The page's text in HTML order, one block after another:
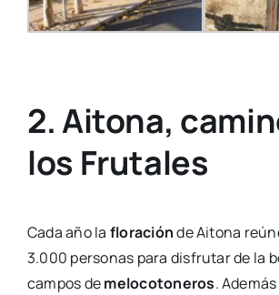
2. Aitona,
los Frutales
Cada año la floraciónde Aitona
3.000 personas para disfrutar de la
campos demelocotoneros.